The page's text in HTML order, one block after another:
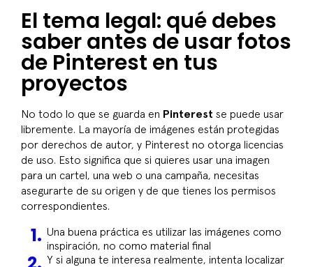
El tema legal: qué debes
saber antes de usar fotos
de Pinterest en tus
proyectos
No todo lo que se guarda en Pinterest se puede usar
libremente. La mayoría de imágenes están protegidas
por derechos de autor, y Pinterest no otorga licencias
de uso. Esto significa que si quieres usar una imagen
para un cartel, una web o una campaña, necesitas
asegurarte de su origen y de que tienes los permisos
correspondientes.
Una buena práctica es utilizar las imágenes como
inspiración, no como material final
Y si alguna te interesa realmente, intenta localizar